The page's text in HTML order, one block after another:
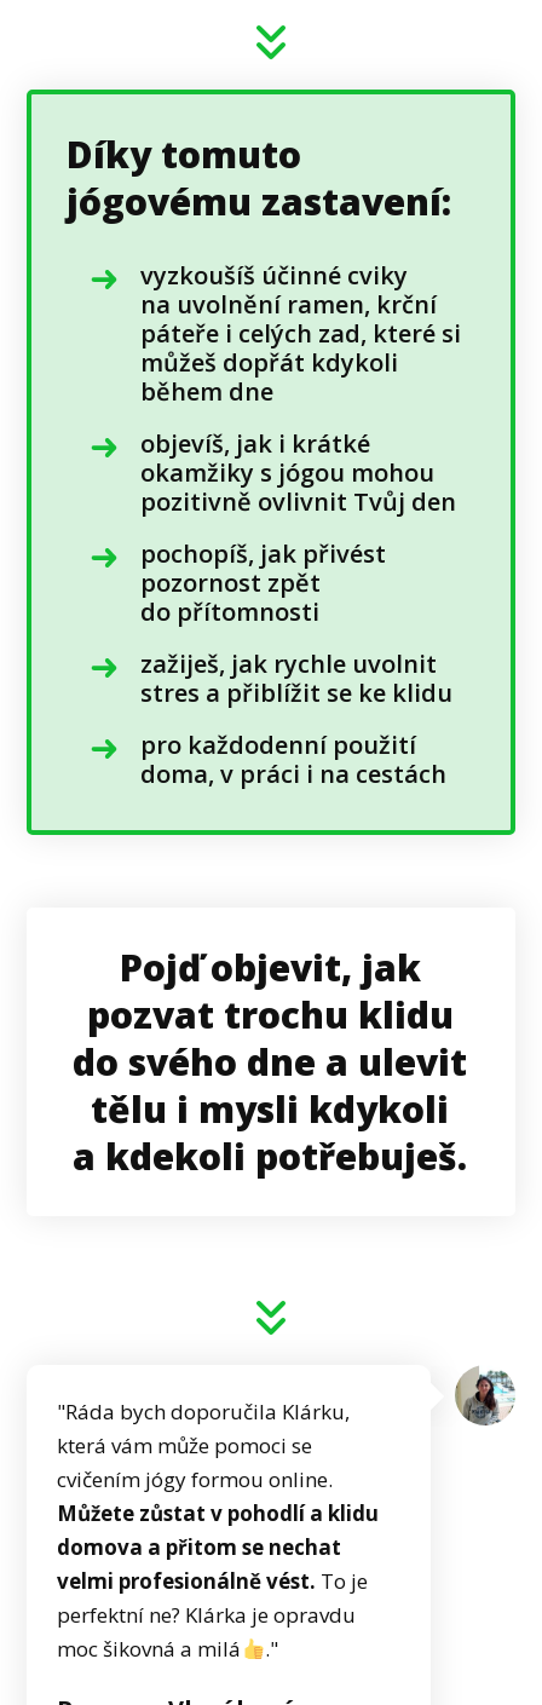
Díky tomuto
jógovému zastavení:
vyzkoušíš účinné cviky
na uvolnění ramen, krční
páteře i celých zad, které si
můžeš dopřát kdykoli
během dne
objevíš, jak i krátké
okamžiky s jógou mohou
pozitivně ovlivnit Tvůj den
pochopíš, jak přivést
pozornost zpět
do přítomnosti
zažiješ, jak rychle uvolnit
stres a přiblížit se ke klidu
pro každodenní použití
doma, v práci i na cestách
Pojď objevit, jak
pozvat trochu klidu
do svého dne a ulevit
tělu i mysli kdykoli
a kdekoli potřebuješ.
"Ráda bych doporučila Klárku,
která vám může pomoci se
cvičením jógy formou online.
Můžete zůstat v pohodlí a klidu
domova a přitom se nechat
velmi profesionálně vést. To je
perfektní ne? Klárka je opravdu
moc šikovná a milá
."